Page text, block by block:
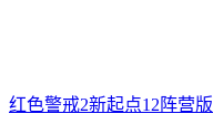
红色警戒2新起点12阵营版